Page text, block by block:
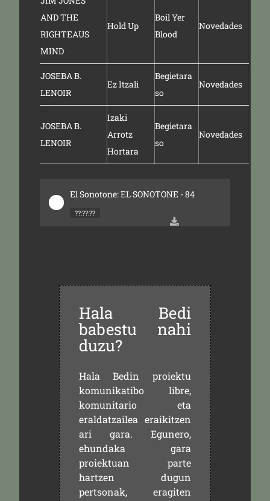
AND THE
RIGHTEAUS
MIND
Hold Up
Boil Yer
Blood
Novedades
JOSEBA B.
LENOIR
Ez Itzali
Begietara
so
Novedades
JOSEBA B.
LENOIR
Izaki
Arrotz
Hortara
Begietara
so
Novedades
El Sonotone: EL SONOTONE - 84
??:??:??
Hala Bedi
babestu nahi
duzu?
Hala Bedin proiektu
komunikatibo libre,
komunitario eta
eraldatzailea eraikitzen
ari gara. Egunero,
ehundaka gara
proiektuan parte
hartzen dugun
pertsonak, eragiten